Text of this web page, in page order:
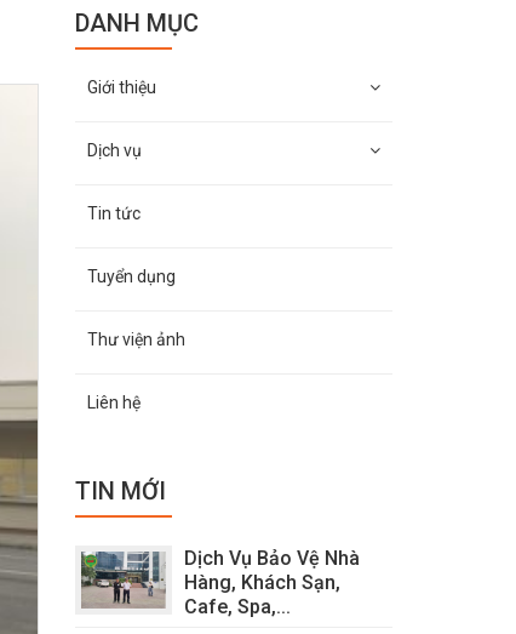
DANH MỤC
Giới thiệu
Dịch vụ
Tin tức
Tuyển dụng
Thư viện ảnh
Liên hệ
TIN MỚI
Dịch Vụ Bảo Vệ Nhà
Hàng, Khách Sạn,
Cafe, Spa,...